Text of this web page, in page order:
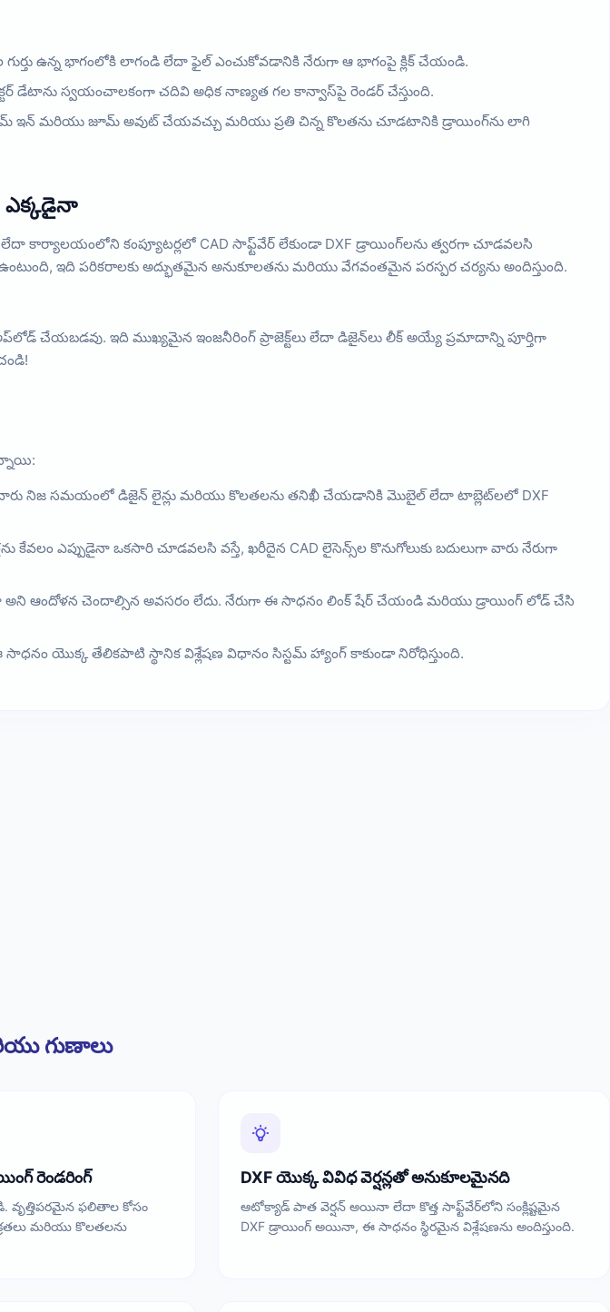
ఉన్న భాగంలోకి లాగండి లేదా ఫైల్ ఎంచుకోవడానికి నేరుగా ఆ భాగంపై క్లిక్ చేయండి.
డేటాను స్వయంచాలకంగా చదివి అధిక నాణ్యత గల కాన్వాస్‌పై రెండర్ చేస్తుంది.
మరియు జూమ్ అవుట్ చేయవచ్చు మరియు ప్రతి చిన్న కొలతను చూడటానికి డ్రాయింగ్‌ను లాగి
ఎక్కడైనా
కంప్యూటర్లలో CAD సాఫ్ట్‌వేర్ లేకుండా DXF డ్రాయింగ్‌లను త్వరగా చూడవలసి
ఇది పరికరాలకు అద్భుతమైన అనుకూలతను మరియు వేగవంతమైన పరస్పర చర్యను అందిస్తుంది.
చేయబడవు. ఇది ముఖ్యమైన ఇంజనీరింగ్ ప్రాజెక్ట్‌లు లేదా డిజైన్‌లు లీక్ అయ్యే ప్రమాదాన్ని పూర్తిగా
– వారు నిజ సమయంలో డిజైన్ లైన్లు మరియు కొలతలను తనిఖీ చేయడానికి మొబైల్ లేదా టాబ్లెట్‌లలో DXF
ఎప్పుడైనా ఒకసారి చూడవలసి వస్తే, ఖరీదైన CAD లైసెన్స్‌ల కొనుగోలుకు బదులుగా వారు నేరుగా
అని ఆందోళన చెందాల్సిన అవసరం లేదు. నేరుగా ఈ సాధనం లింక్ షేర్ చేయండి మరియు డ్రాయింగ్ లోడ్ చేసి
యొక్క తేలికపాటి స్థానిక విశ్లేషణ విధానం సిస్టమ్ హ్యాంగ్ కాకుండా నిరోధిస్తుంది.
గుణాలు
రెండరింగ్
వృత్తిపరమైన ఫలితాల కోసం
మరియు కొలతలను
DXF యొక్క వివిధ వెర్షన్లతో అనుకూలమైనది
ఆటోక్యాడ్ పాత వెర్షన్ అయినా లేదా కొత్త సాఫ్ట్‌వేర్‌లోని సంక్లిష్టమైన
DXF డ్రాయింగ్ అయినా, ఈ సాధనం స్థిరమైన విశ్లేషణను అందిస్తుంది.